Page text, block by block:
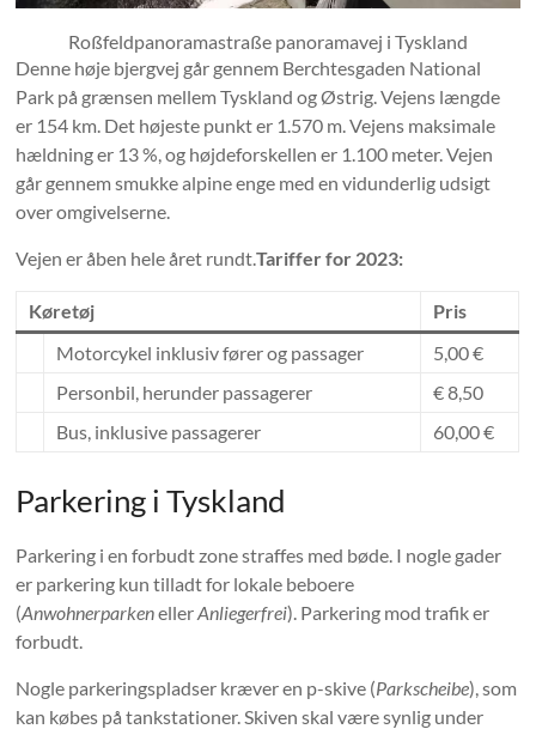
Roßfeldpanoramastraße panoramavej i Tyskland
Denne høje bjergvej går gennem Berchtesgaden National
Park på grænsen mellem Tyskland og Østrig. Vejens længde
er 154 km. Det højeste punkt er 1.570 m. Vejens maksimale
hældning er 13 %, og højdeforskellen er 1.100 meter. Vejen
går gennem smukke alpine enge med en vidunderlig udsigt
over omgivelserne.
Vejen er åben hele året rundt.Tariffer for 2023:
Køretøj
Pris
Motorcykel inklusiv fører og passager
5,00 €
Personbil, herunder passagerer
€ 8,50
Bus, inklusive passagerer
60,00 €
Parkering i Tyskland
Parkering i en forbudt zone straffes med bøde. I nogle gader
er parkering kun tilladt for lokale beboere
(AnwohnerparkenellerAnliegerfrei). Parkering mod trafik er
forbudt.
Nogle parkeringspladser kræver en p-skive (Parkscheibe), som
kan købes på tankstationer. Skiven skal være synlig under